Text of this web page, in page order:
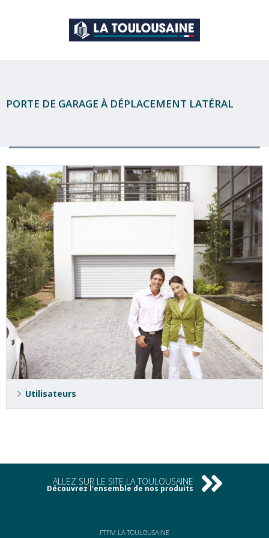
PORTE DE GARAGE À DÉPLACEMENT LATÉRAL
Utilisateurs
FTFM LA TOULOUSAINE
ALLEZ SUR LE SITE LA TOULOUSAINE
Découvrez l'ensemble de nos produits